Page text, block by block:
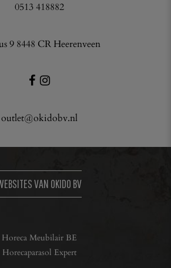
0513 418882
9 8448 CR Heerenveen
outlet@okidobv.nl
VAN OKIDO BV
Horeca Meubilair BE
Horecaparasol Expert